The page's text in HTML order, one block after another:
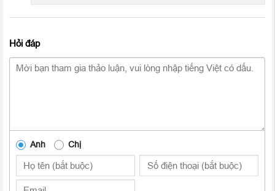
Màn hình Liquid Retina sống động, chân thực
iPad Pro 11 inch 2020 Wifi 256GB cũ vẫn duy trì sử dụng màn
ProMotion với tần số quét lên đến 120 Hz cùng công nghệ True
Hỏi đáp
Anh Chị